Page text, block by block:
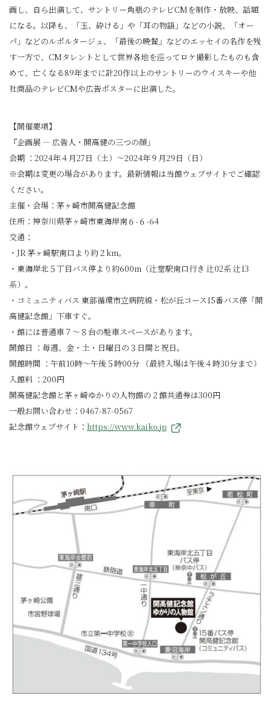
画し、自ら出演して、サントリー角瓶のテレビCMを制作・放映、話題
になる。以降も、「玉、砕ける」や「耳の物語」などの小説、「オー
パ」などのルポルタージュ、「最後の晩餐」などのエッセイの名作を残
す一方で、CMタレントとして世界各地を巡ってロケ撮影したものも含
めて、亡くなる89年までに計20作以上のサントリーのウイスキーや他
社商品のテレビCMや広告ポスターに出演した。
【開催要項】
『企画展 ― 広告人・開高健の三つの顔」
会期 ：2024年４月27日（土）～2024年９月29日（日）
※会期は変更の場合があります。最新情報は当館ウェブサイトでご確認
ください。
主催・会場：茅ヶ崎市開高健記念館
住所：神奈川県茅ヶ崎市東海岸南６-６-64
交通：
・JR 茅ヶ崎駅南口より約２km。
・東海岸北５丁目バス停より約600m（辻堂駅南口行き 辻02系 辻13
系）。
・コミュニティバス 東部循環市立病院線・松が丘コース15番バス停「開
高健記念館」下車すぐ。
・館には普通車７～８台の駐車スペースがあります。
開館日 ：毎週、金・土・日曜日の３日間と祝日。
開館時間 ：午前10時～午後５時00分 （最終入場は午後４時30分まで）
入館料 ：200円
開高健記念館と茅ヶ崎ゆかりの人物館の２館共通券は300円
一般お問い合わせ：0467-87-0567
記念館ウェブサイト： https://www.kaiko.jp